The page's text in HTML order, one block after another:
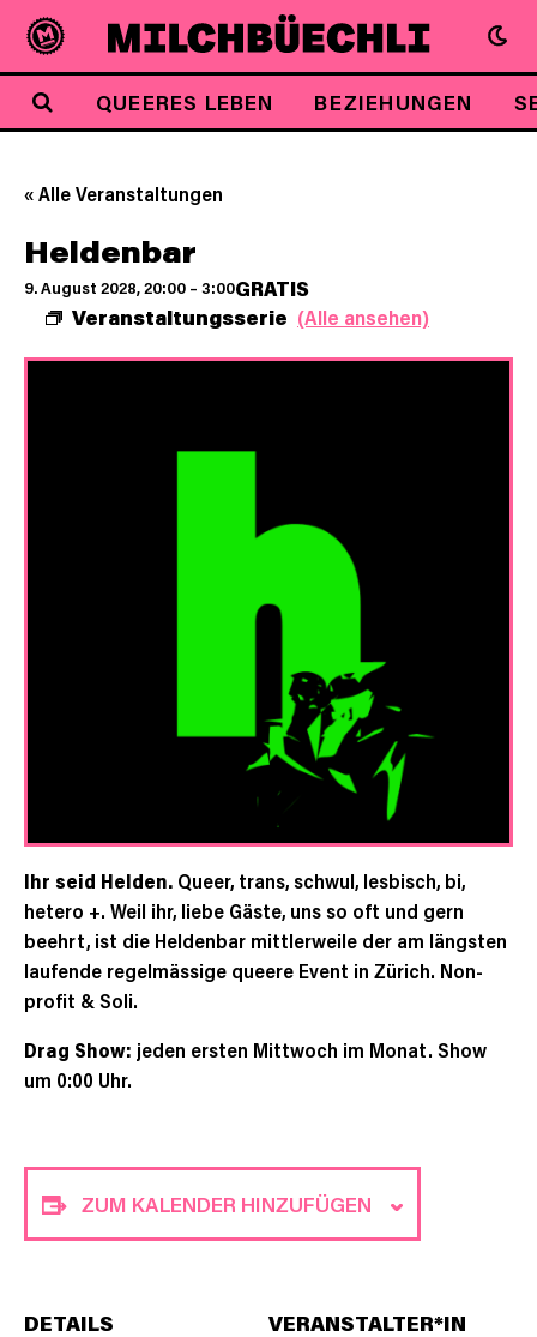
QUEERES LEBEN BEZIEHUNGEN
« Alle Veranstaltungen
Heldenbar
9. August 2028, 20:00 – 3:00
Veranstaltungsserie (Alle ansehen)
GRATIS
Ihr seid Helden. Queer, trans, schwul, lesbisch, bi,
hetero +. Weil ihr, liebe Gäste, uns so oft und gern
beehrt, ist die Heldenbar mittlerweile der am längsten
laufende regelmässige queere Event in Zürich. Non-
profit & Soli.
Drag Show: jeden ersten Mittwoch im Monat. Show
um 0:00 Uhr.
ZUM KALENDER HINZUFÜGEN
DETAILS
VERANSTALTER*IN